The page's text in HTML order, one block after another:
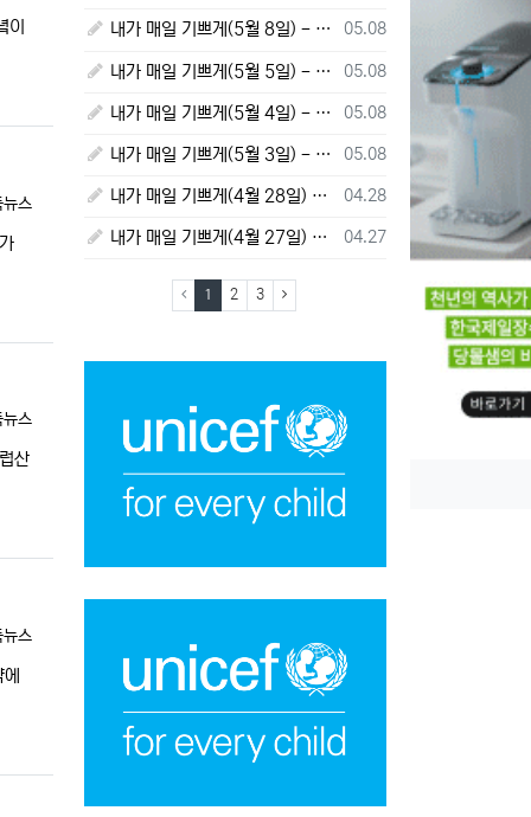
이
뉴스
뉴스
산
뉴스
등록일
05.08
내가 매일 기쁘게(5월 8일) - 다니엘서 10장 1절 ~ 9절
등록일
05.08
내가 매일 기쁘게(5월 5일) - 다니엘서 9장 20절 ~ 27절
등록일
05.08
내가 매일 기쁘게(5월 4일) - 다니엘서 9장 1절 ~ 19절
등록일
05.08
내가 매일 기쁘게(5월 3일) - 다니엘서 8장 15절 ~ 27절
등록일
04.28
내가 매일 기쁘게(4월 28일) - 다니엘서 7장 1절 ~ 14절
등록일
04.27
내가 매일 기쁘게(4월 27일) - 다니엘서 6장 16절 ~ 28절
1 (current)
2 3 (next)